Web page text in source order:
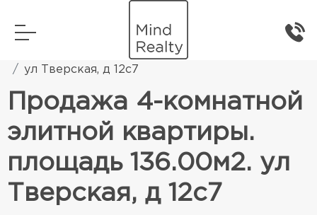
Элитная жилая недвижимость
ул Тверская, д 12с7
Продажа 4-комнатной
элитной квартиры.
площадь 136.00м2. ул
Тверская, д 12с7